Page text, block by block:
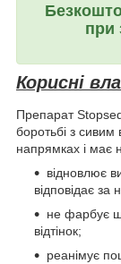
при
Корисні
Препарат
боротьбі з сивим
напрямках і має
відновлює
відповідає за
не фарбує
відтінок;
реанімує